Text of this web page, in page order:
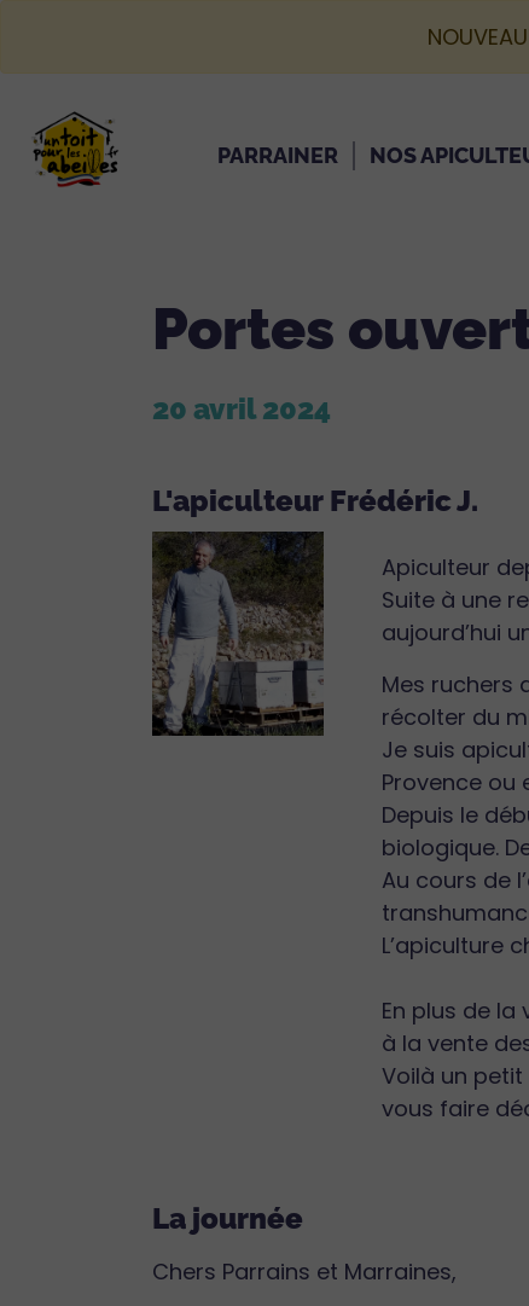
PARRAINER NOS
Portes
20 avril 2024
L'apiculteur Frédéric J.
Apiculteur
Suite à une
aujourd’hui
Mes ruchers
récolter du
Je suis
Provence ou
Depuis le
biologique.
Au cours de
L’apiculture
En plus de la
à la vente
Voilà un
vous faire
La journée
Chers Parrains et Marraines,